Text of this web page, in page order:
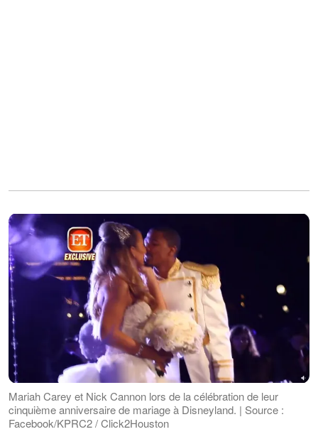
Mariah Carey et Nick Cannon lors de la célébration de leur
cinquième anniversaire de mariage à Disneyland. | Source :
Facebook/KPRC2 / Click2Houston